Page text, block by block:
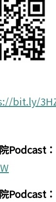
bit.ly/
Podcast：
Podcast：